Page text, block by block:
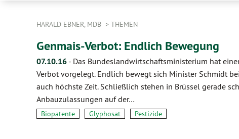
HARALD EBNER, MDB THEMEN
Genmais-Verbot: Endlich Bewegung
07.10.16 - Das Bundeslandwirtschaftsministerium hat
Verbot vorgelegt. Endlich bewegt sich Minister Schmidt
auch höchste Zeit. Schließlich stehen in Brüssel gerade
Anbauzulassungen auf der…
Biopatente Glyphosat Pestizide